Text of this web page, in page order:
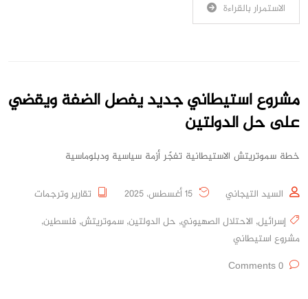
الاستمرار بالقراءة
مشروع استيطاني جديد يفصل الضفة ويقضي
على حل الدولتين
خطة سموتريتش الاستيطانية تفجّر أزمة سياسية ودبلوماسية
السيد التيجاني
تقارير وترجمات
إسرائيل, الاحتلال الصهيوني, حل الدولتين, سموتريتش, فلسطين,
مشروع استيطاني